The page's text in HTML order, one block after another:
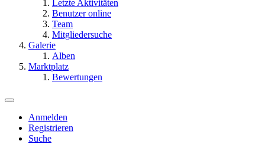
Letzte Aktivitäten
Benutzer online
Team
Mitgliedersuche
Galerie
Alben
Marktplatz
Bewertungen
Anmelden
Registrieren
Suche